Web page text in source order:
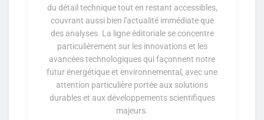
du détail technique tout en restant accessibles,
couvrant aussi bien l'actualité immédiate que
des analyses. La ligne éditoriale se concentre
particulièrement sur les innovations et les
avancées technologiques qui façonnent notre
futur énergétique et environnemental, avec une
attention particulière portée aux solutions
durables et aux développements scientifiques
majeurs.